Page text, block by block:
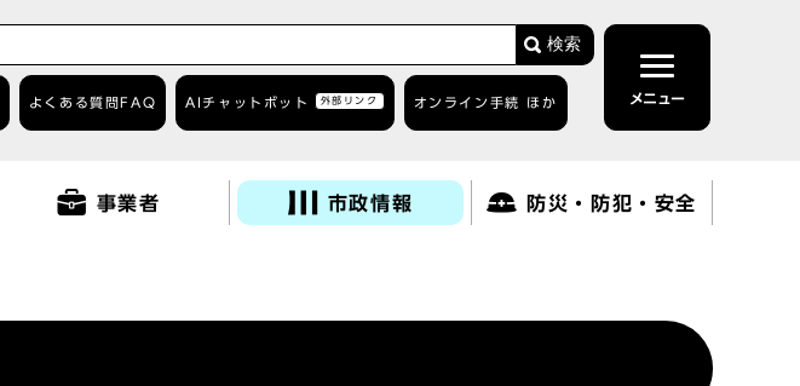
検索
よくある質問 FAQ AIチャットボット 外部リンク オンライン手続 ほか メニュー
事業者 市政情報 防災・防犯・安全